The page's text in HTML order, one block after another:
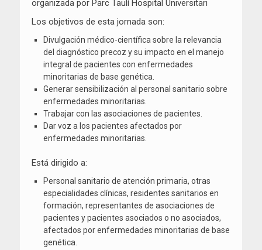
organizada por Parc Taulí Hospital Universitari
Los objetivos de esta jornada son:
Divulgación médico-científica sobre la relevancia
del diagnóstico precoz y su impacto en el manejo
integral de pacientes con enfermedades
minoritarias de base genética.
Generar sensibilización al personal sanitario sobre
enfermedades minoritarias.
Trabajar con las asociaciones de pacientes.
Dar voz a los pacientes afectados por
enfermedades minoritarias.
Está dirigido a:
Personal sanitario de atención primaria, otras
especialidades clínicas, residentes sanitarios en
formación, representantes de asociaciones de
pacientes y pacientes asociados o no asociados,
afectados por enfermedades minoritarias de base
genética.